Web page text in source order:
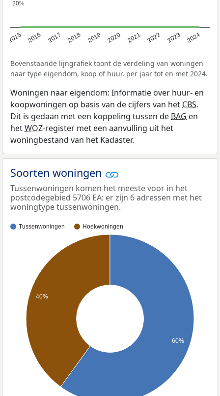
2015 2016 2017 2018 2019 2020 2021 2022 2023 2024
20%
20%
Bovenstaande lijngrafiek toont de verdeling van woningen
naar type eigendom, koop of huur, per jaar tot en met 2024.
Woningen naar eigendom: Informatie over huur- en
koopwoningen op basis van de cijfers van hetCBS.
Dit is gedaan met een koppeling tussen deBAG en
hetWOZ-register met een aanvulling uit het
woningbestand van het Kadaster.
Soorten woningen
Tussenwoningen komen het meeste voor in het
postcodegebied 5706 EA: er zijn 6 adressen met het
woningtype tussenwoningen.
Tussenwoningen Hoekwoningen
40%
60%